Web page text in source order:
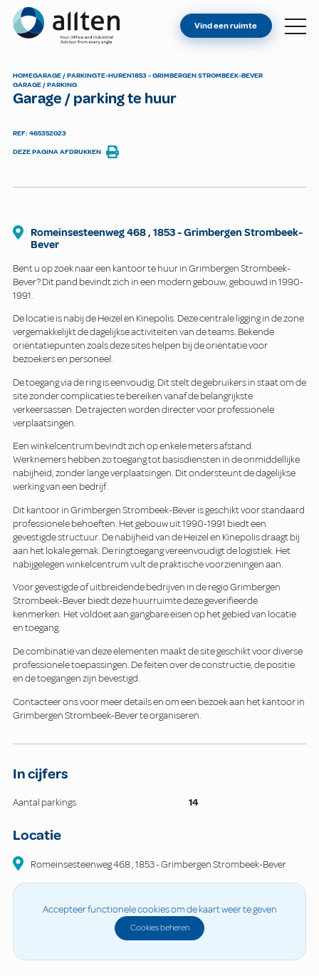
Allten
VIND EEN RUIMTE
CONTACT
Vind een ruimte
HOMEGARAGE / PARKINGTE-HUREN1853 - GRIMBERGEN STROMBEEK-BEVER
GARAGE / PARKING
Garage / parking te huur
REF: 465352023
DEZE PAGINA AFDRUKKEN
Romeinsesteenweg468, 1853-Grimbergen Strombeek-
Bever
Bent u op zoek naar een kantoor te huur in Grimbergen Strombeek-
Bever? Dit pand bevindt zich in een modern gebouw, gebouwd in 1990-
1991.
De locatie is nabij de Heizel en Kinepolis. Deze centrale ligging in de zone
vergemakkelijkt de dagelijkse activiteiten van de teams. Bekende
oriëntatiepunten zoals deze sites helpen bij de oriëntatie voor
bezoekers en personeel.
De toegang via de ring is eenvoudig. Dit stelt de gebruikers in staat om de
site zonder complicaties te bereiken vanaf de belangrijkste
verkeersassen. De trajecten worden directer voor professionele
verplaatsingen.
Een winkelcentrum bevindt zich op enkele meters afstand.
Werknemers hebben zo toegang tot basisdiensten in de onmiddellijke
nabijheid, zonder lange verplaatsingen. Dit ondersteunt de dagelijkse
werking van een bedrijf.
Dit kantoor in Grimbergen Strombeek-Bever is geschikt voor standaard
professionele behoeften. Het gebouw uit 1990-1991 biedt een
gevestigde structuur. De nabijheid van de Heizel en Kinepolis draagt bij
aan het lokale gemak. De ringtoegang vereenvoudigt de logistiek. Het
nabijgelegen winkelcentrum vult de praktische voorzieningen aan.
Voor gevestigde of uitbreidende bedrijven in de regio Grimbergen
Strombeek-Bever biedt deze huurruimte deze geverifieerde
kenmerken. Het voldoet aan gangbare eisen op het gebied van locatie
en toegang.
De combinatie van deze elementen maakt de site geschikt voor diverse
professionele toepassingen. De feiten over de constructie, de positie
en de toegangen zijn bevestigd.
Contacteer ons voor meer details en om een bezoek aan het kantoor in
Grimbergen Strombeek-Bever te organiseren.
In cijfers
Aantal parkings 14
Locatie
Romeinsesteenweg468,1853-Grimbergen Strombeek-Bever
Accepteer functionele cookies om de kaart weer te geven
Cookies beheren